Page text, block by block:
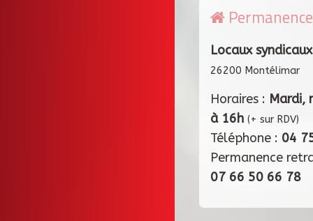
Locaux
26200 Montélimar
Horaires : Mardi,
à 16h (+ sur RDV)
Téléphone : 04
Permanence
07 66 50 66 78